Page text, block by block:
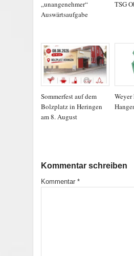
„unangenehmer“
Auswärtsaufgabe
TSG
Sommerfest auf dem
Bolzplatz in Heringen
am 8. August
Weyer
Kommentar schreiben
Kommentar *